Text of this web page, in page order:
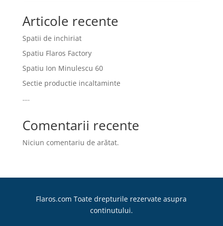
Articole recente
Spatii de inchiriat
Spatiu Flaros Factory
Spatiu Ion Minulescu 60
Sectie productie incaltaminte
….
Comentarii recente
Niciun comentariu de arătat.
Flaros.com Toate drepturile rezervate asupra
continutului.